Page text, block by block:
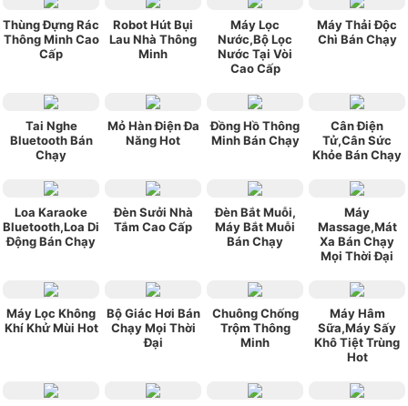
Thùng Đựng Rác
Thông Minh Cao
Cấp
Robot Hút Bụi
Lau Nhà Thông
Minh
Máy Lọc
Nước,Bộ Lọc
Nước Tại Vòi
Cao Cấp
Máy Thải Độc
Chì Bán Chạy
Tai Nghe
Bluetooth Bán
Chạy
Mỏ Hàn Điện Đa
Năng Hot
Đồng Hồ Thông
Minh Bán Chạy
Cân Điện
Tử,Cân Sức
Khỏe Bán Chạy
Loa Karaoke
Bluetooth,Loa Di
Động Bán Chạy
Đèn Sưởi Nhà
Tắm Cao Cấp
Đèn Bắt Muỗi,
Máy Bắt Muỗi
Bán Chạy
Máy
Massage,Mát
Xa Bán Chạy
Mọi Thời Đại
Máy Lọc Không
Khí Khử Mùi Hot
Bộ Giác Hơi Bán
Chạy Mọi Thời
Đại
Chuông Chống
Trộm Thông
Minh
Máy Hâm
Sữa,Máy Sấy
Khô Tiệt Trùng
Hot